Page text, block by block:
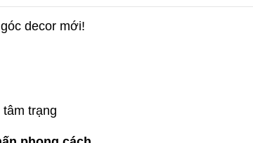
decor mới!
trạng